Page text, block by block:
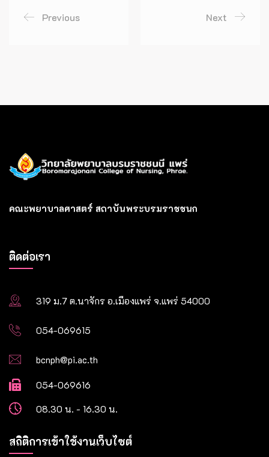
Previous Next
คณะพยาบาลศาสตร์ สถาบันพระบรมราชชนก
ติดต่อเรา
319 ม.7 ต.นาจักร อ.เมืองแพร่ จ.แพร่ 54000
054-069615
bcnph@pi.ac.th
054-069616
08.30 น. - 16.30 น.
สถิติการเข้าใช้งานเว็บไซต์